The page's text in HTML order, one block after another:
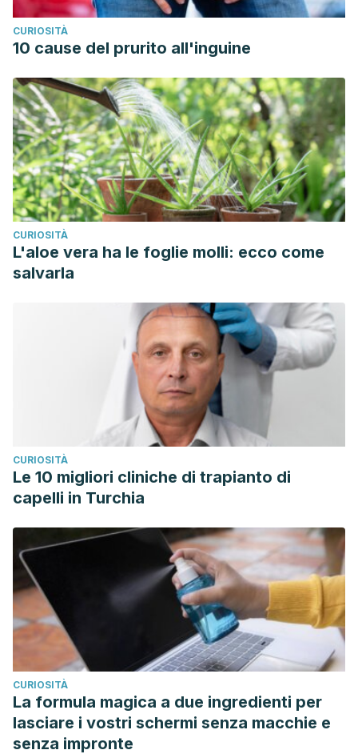
Development, characterization and clinical efficacy of a
cosmetic product containing Punica granatum seed oil and
Croton lechleri resin extract.Drug design, development
and therapy,11, 521.
Ahmadiankia, N. (2019). Molecular targets of pomegranate
(Punica granatum) in preventing cancer metastasis.Iranian
Journal of Basic Medical Sciences,22(9), 977.
CURIOSITÀ
10 cause del prurito all'inguine
CURIOSITÀ
L'aloe vera ha le foglie molli: ecco come
salvarla
CURIOSITÀ
Le 10 migliori cliniche di trapianto di
capelli in Turchia
CURIOSITÀ
La formula magica a due ingredienti per
lasciare i vostri schermi senza macchie e
senza impronte